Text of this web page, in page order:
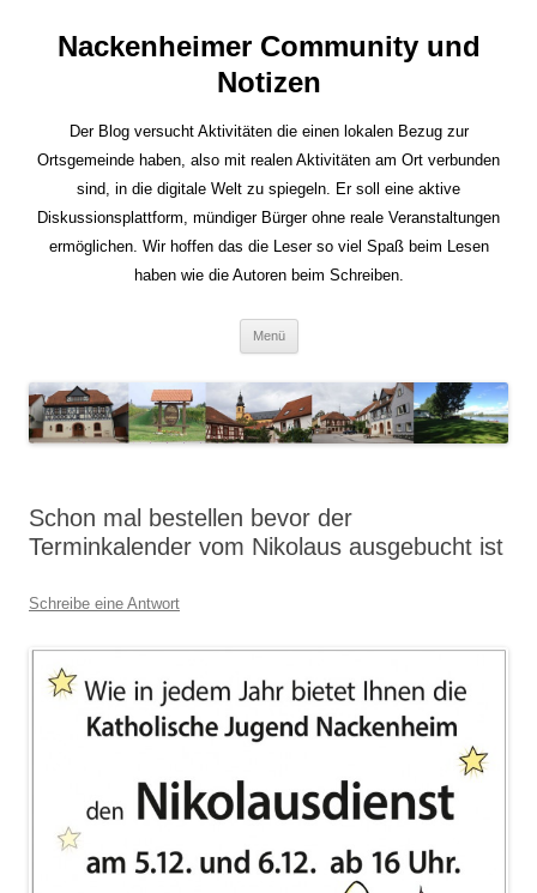
Nackenheimer Community und
Notizen
Der Blog versucht Aktivitäten die einen lokalen Bezug zur
Ortsgemeinde haben, also mit realen Aktivitäten am Ort verbunden
sind, in die digitale Welt zu spiegeln. Er soll eine aktive
Diskussionsplattform, mündiger Bürger ohne reale Veranstaltungen
ermöglichen. Wir hoffen das die Leser so viel Spaß beim Lesen
haben wie die Autoren beim Schreiben.
Menü
Schon mal bestellen bevor der
Terminkalender vom Nikolaus ausgebucht ist
Schreibe eine Antwort